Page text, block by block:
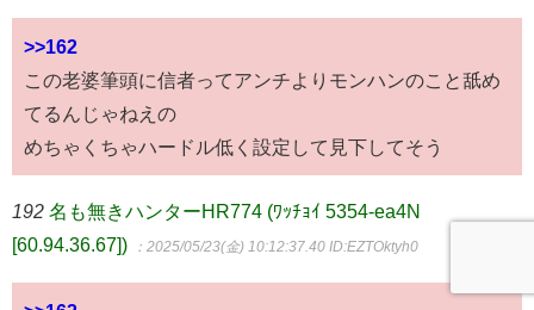
>>162
この老婆筆頭に信者ってアンチよりモンハンのこと舐め
てるんじゃねえの
めちゃくちゃハードル低く設定して見下してそう
192 名も無きハンターHR774 (ﾜｯﾁｮｲ 5354-ea4N
[60.94.36.67])
：2025/05/23(金) 10:12:37.40 ID:EZTOktyh0